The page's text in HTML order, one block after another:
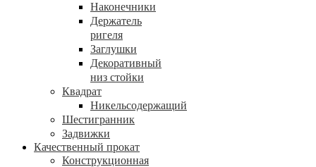
Наконечники
Держатель
ригеля
Заглушки
Декоративный
низ стойки
Квадрат
Никельсодержащий
Шестигранник
Задвижки
Качественный прокат
Конструкционная